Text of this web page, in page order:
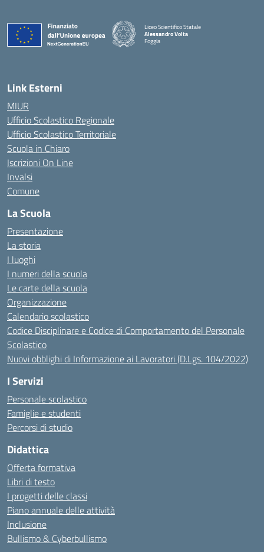
Liceo Scientifico Statale
Alessandro Volta
Foggia
— Visita la pagina iniziale della scuola
Link Esterni
MIUR
Ufficio Scolastico Regionale
Ufficio Scolastico Territoriale
Scuola in Chiaro
Iscrizioni On Line
Invalsi
Comune
La Scuola
Presentazione
La storia
I luoghi
I numeri della scuola
Le carte della scuola
Organizzazione
Calendario scolastico
Codice Disciplinare e Codice di Comportamento del Personale
Scolastico
Nuovi obblighi di Informazione ai Lavoratori (D.Lgs. 104/2022)
I Servizi
Personale scolastico
Famiglie e studenti
Percorsi di studio
Didattica
Offerta formativa
Libri di testo
I progetti delle classi
Piano annuale delle attività
Inclusione
Bullismo & Cyberbullismo